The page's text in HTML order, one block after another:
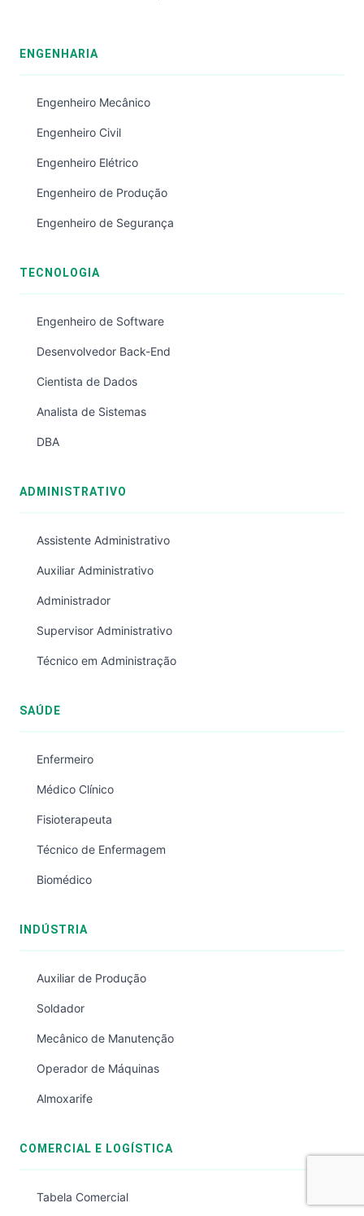
ENGENHARIA
Engenheiro Mecânico
Engenheiro Civil
Engenheiro Elétrico
Engenheiro de Produção
Engenheiro de Segurança
TECNOLOGIA
Engenheiro de Software
Desenvolvedor Back-End
Cientista de Dados
Analista de Sistemas
DBA
ADMINISTRATIVO
Assistente Administrativo
Auxiliar Administrativo
Administrador
Supervisor Administrativo
Técnico em Administração
SAÚDE
Enfermeiro
Médico Clínico
Fisioterapeuta
Técnico de Enfermagem
Biomédico
INDÚSTRIA
Auxiliar de Produção
Soldador
Mecânico de Manutenção
Operador de Máquinas
Almoxarife
COMERCIAL E LOGÍSTICA
Tabela Comercial